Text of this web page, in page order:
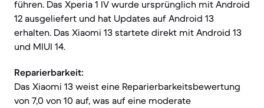
führen. Das Xperia 1 IV wurde ursprünglich mit Android
12 ausgeliefert und hat Updates auf Android 13
erhalten. Das Xiaomi 13 startete direkt mit Android 13
und MIUI 14.
Reparierbarkeit:
Das Xiaomi 13 weist eine Reparierbarkeitsbewertung
von 7,0 von 10 auf, was auf eine moderate